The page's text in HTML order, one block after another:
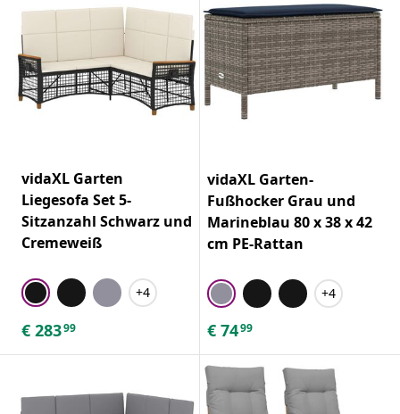
vidaXL Garten
Liegesofa Set 5-
Sitzanzahl Schwarz und
Cremeweiß
+4
€ 28399
vidaXL Garten-
Fußhocker Grau und
Marineblau 80 x 38 x 42
cm PE-Rattan
+4
€ 7499